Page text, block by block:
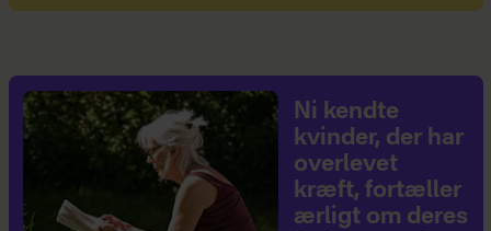
Ni kendte
kvinder, der har
overlevet
kræft, fortæller
ærligt om deres